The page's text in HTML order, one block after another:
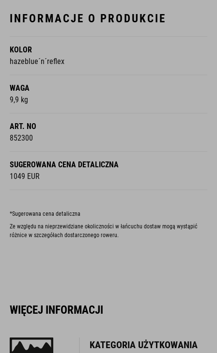
INFORMACJE O PRODUKCIE
KOLOR
hazeblue´n´reflex
WAGA
9,9 kg
ART. NO
852300
SUGEROWANA CENA DETALICZNA
1049 EUR
*Sugerowana cena detaliczna
Ze względu na nieprzewidziane okoliczności w łańcuchu dostaw mogą wystąpić
różnice w szczegółach dostarczonego roweru.
WIĘCEJ INFORMACJI
KATEGORIA UŻYTKOWANIA